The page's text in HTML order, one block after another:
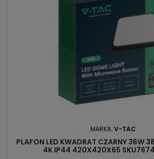
MARKA: V-TAC
PLAFON LED KWADRAT CZARNY 36W
4K IP44 420X420X65